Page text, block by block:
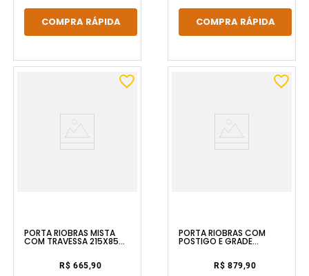
COMPRA RÁPIDA COMPRA RÁPIDA
PORTA RIOBRAS MISTA
COM TRAVESSA 215X85
R$ 665,90
PORTA RIOBRAS COM
POSTIGO E GRADE
SEM VIDRO ULLIAN
R$ 879,90